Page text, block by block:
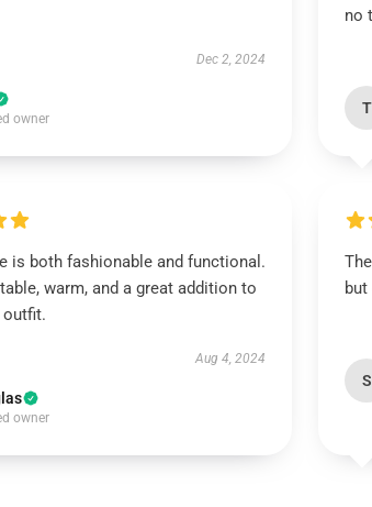
Dec 2, 2024
owner
no
T
is both fashionable and functional.
warm, and a great addition to
outfit.
Aug 4, 2024
owner
S